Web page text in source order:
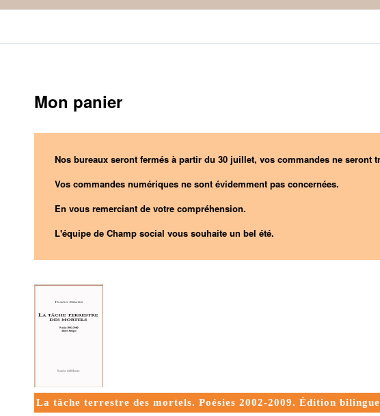
Mon panier
Nos bureaux seront fermés à partir du 30 juillet, vos commandes ne seront
Vos commandes numériques ne sont évidemment pas concernées.
En vous remerciant de votre compréhension.
L'équipe de Champ social vous souhaite un bel été.
La tâche terrestre des mortels. Poésies 2002-2009. Édition bilingue